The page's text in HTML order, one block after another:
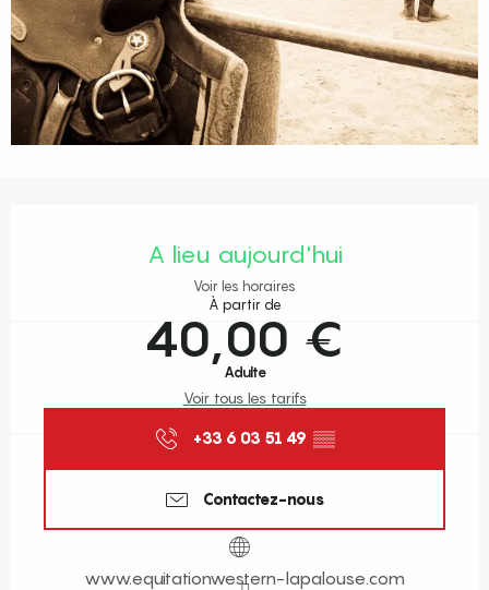
A lieu aujourd'hui
Voir les horaires
À partir de
40,00 €
Adulte
Voir tous les tarifs
+33 6 03 51 49 ▒▒
Contactez-nous
www.equitationwestern-lapalouse.com